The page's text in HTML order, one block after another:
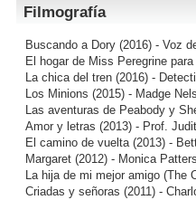
Filmografía
Buscando a Dory (2016) - Voz
El hogar de Miss Peregrine
La chica del tren (2016) -
Los Minions (2015) - Madge
Las aventuras de Peabody y
Amor y letras (2013) - Prof.
El camino de vuelta(2013) -
Margaret (2012) - Monica
La hija de mi mejor amigo (The
Criadas y señoras (2011) -